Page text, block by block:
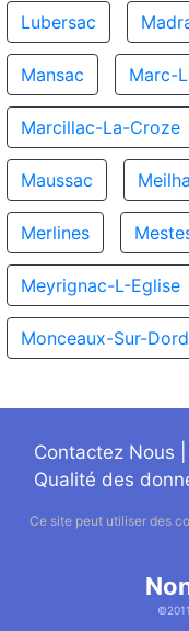
Lubersac
Mansac Marc-
Marcillac-La-Croze
Maussac
Merlines
Meyrignac-L-Eglise
Monceaux-Sur-
Contactez Nous
Qualité des
Ce site peut utiliser des